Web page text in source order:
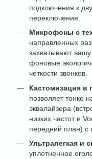
подключения к
переключения.
Микрофоны с
направленных
захватывают
фоновые
четкости звонков.
Кастомизация в
позволяет тонко
эквалайзера
низких частот и
передний план) с
Ультралегкая и
уплотненное